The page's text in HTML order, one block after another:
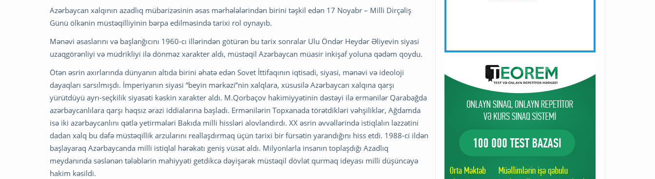
Azərbaycan xalqının azadlıq mübarizəsinin əsas mərhələlərindən birini təşkil edən 17 Noyabr – Milli Dirçəliş
Günü ölkənin müstəqilliyinin bərpa edilməsində tarixi rol oynayıb.
Mənəvi əsaslarını və başlanğıcını 1960-cı illərindən götürən bu tarix sonralar Ulu Öndər Heydər Əliyevin siyasi
uzaqgörənliyi və müdrikliyi ilə dönməz xarakter aldı, müstəqil Azərbaycan müasir inkişaf yoluna qədəm qoydu.
Ötən əsrin axırlarında dünyanın altıda birini əhatə edən Sovet İttifaqının iqtisadi, siyasi, mənəvi və ideoloji
dayaqları sarsılmışdı. İmperiyanın siyasi “beyin mərkəzi”nin xalqlara, xüsusilə Azərbaycan xalqına qarşı
yürütdüyü ayrı-seçkilik siyasəti kəskin xarakter aldı. M.Qorbaçov hakimiyyətinin dəstəyi ilə ermənilər Qarabağda
azərbaycanlılara qarşı haqsız ərazi iddialarına başladı. Ermənilərin Topxanada törətdikləri vəhşiliklər, Ağdamda
isə iki azərbaycanlını qətlə yetirmələri Bakıda milli hissləri alovlandırdı. XX əsrin əvvəllərində istiqlalın ləzzətini
dadan xalq bu dəfə müstəqillik arzularını reallaşdırmaq üçün tarixi bir fürsətin yarandığını hiss etdi. 1988-ci ildən
başlayaraq Azərbaycanda milli istiqlal hərəkatı geniş vüsət aldı. Milyonlarla insanın toplaşdığı Azadlıq
meydanında səslənən tələblərin mahiyyəti getdikcə dəyişərək müstəqil dövlət qurmaq ideyası milli düşüncəyə
hakim kəsildi.